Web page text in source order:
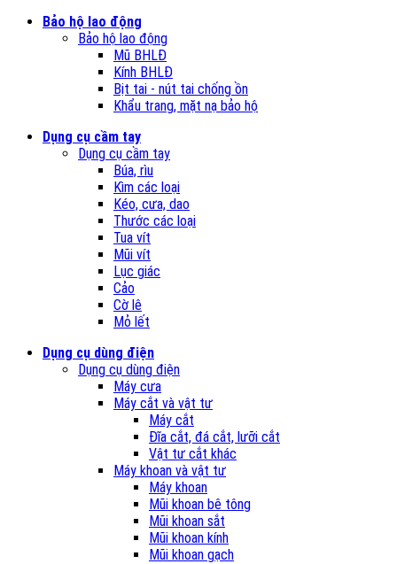
Bảo hộ lao động
Bảo hộ lao động
Mũ BHLĐ
Kính BHLĐ
Bịt tai - nút tai chống ồn
Khẩu trang, mặt nạ bảo hộ
Dụng cụ cầm tay
Dụng cụ cầm tay
Búa, rìu
Kìm các loại
Kéo, cưa, dao
Thước các loại
Tua vít
Mũi vít
Lục giác
Cảo
Cờ lê
Mỏ lết
Dụng cụ dùng điện
Dụng cụ dùng điện
Máy cưa
Máy cắt và vật tư
Máy cắt
Đĩa cắt, đá cắt, lưỡi cắt
Vật tư cắt khác
Máy khoan và vật tư
Máy khoan
Mũi khoan bê tông
Mũi khoan sắt
Mũi khoan kính
Mũi khoan gạch